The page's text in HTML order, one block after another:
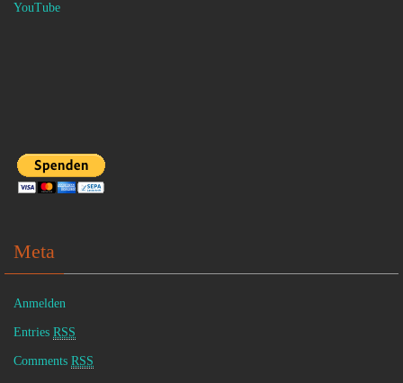
YouTube
Meta
Anmelden
Entries RSS
Comments RSS